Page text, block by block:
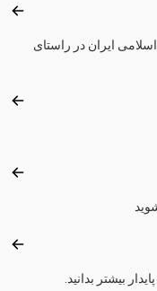
ایران در راستای
با
بیشتر بدانید.